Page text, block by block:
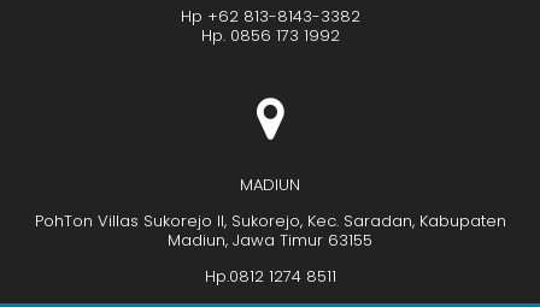
Hp +62 813-8143-3382
Hp. 0856 173 1992
MADIUN
PohTon Villas Sukorejo II, Sukorejo, Kec. Saradan, Kabupaten
Madiun, Jawa Timur 63155
Hp.0812 1274 8511